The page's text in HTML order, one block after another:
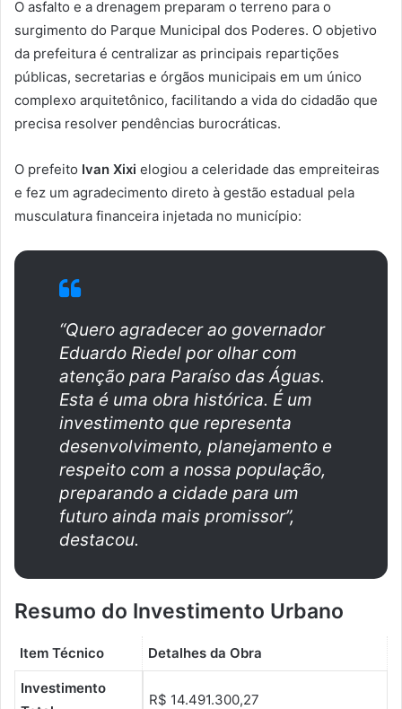
O asfalto e a drenagem preparam o terreno para o
surgimento do Parque Municipal dos Poderes. O objetivo
da prefeitura é centralizar as principais repartições
públicas, secretarias e órgãos municipais em um único
complexo arquitetônico, facilitando a vida do cidadão que
precisa resolver pendências burocráticas.
O prefeito Ivan Xixi elogiou a celeridade das empreiteiras
e fez um agradecimento direto à gestão estadual pela
musculatura financeira injetada no município:
“Quero agradecer ao governador
Eduardo Riedel por olhar com
atenção para Paraíso das Águas.
Esta é uma obra histórica. É um
investimento que representa
desenvolvimento, planejamento e
respeito com a nossa população,
preparando a cidade para um
futuro ainda mais promissor”,
destacou.
Resumo do Investimento Urbano
Item Técnico Detalhes da Obra
Investimento
R$ 14.491.300,27